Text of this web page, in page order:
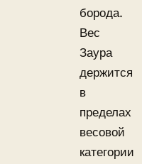
борода.
Вес
Заура
держится
в
пределах
весовой
категории